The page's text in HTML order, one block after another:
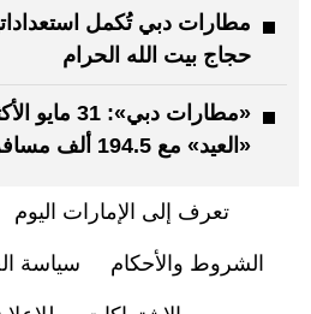
مطارات دبي تُكمل
حجاج بيت الله الحرام
«مطارات
«العيد» مع 194.5 ألف مسافر متوقع
تعرف إلى الإمارات اليوم
الشروط والأحكام سياسة